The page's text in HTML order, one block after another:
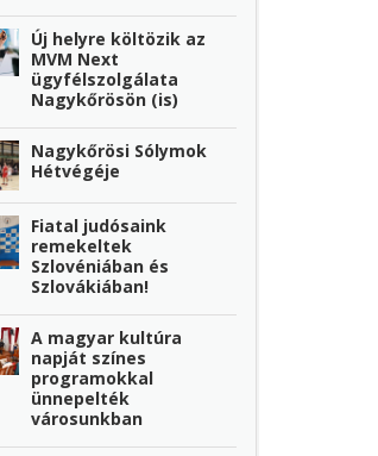
Új helyre költözik az
MVM Next
ügyfélszolgálata
Nagykőrösön (is)
Nagykőrösi Sólymok
Hétvégéje
Fiatal judósaink
remekeltek
Szlovéniában és
Szlovákiában!
A magyar kultúra
napját színes
programokkal
ünnepelték
városunkban